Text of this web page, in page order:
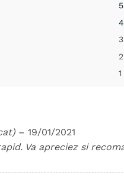
5
4
3
2
1
– 19/01/2021
Va apreciez si